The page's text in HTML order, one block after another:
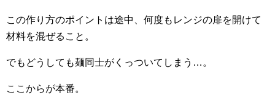
この作り方のポイントは途中、何度もレンジの扉を開けて
材料を混ぜること。
でもどうしても麺同士がくっついてしまう…。
ここからが本番。